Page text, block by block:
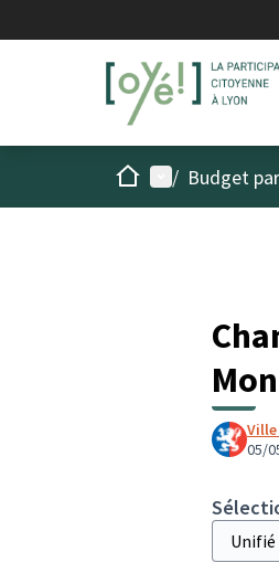
AccueilMenu principal
/ Budget
Ville
05/